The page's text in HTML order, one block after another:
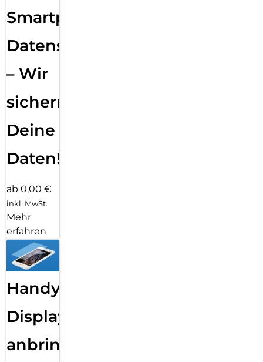
Smartphone
Datensicherung
– Wir
sichern
Deine
Daten!
ab 0,00 €
inkl. MwSt.
Mehr
erfahren
Handy
Displayfolie
anbringen